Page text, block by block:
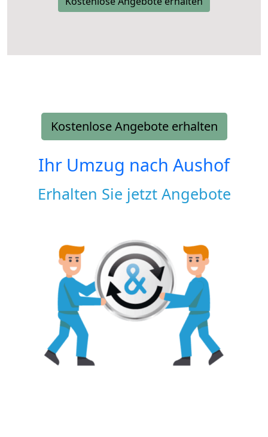
Kostenlose Angebote erhalten
Ihr Umzug nach Aushof
Erhalten Sie jetzt Angebote